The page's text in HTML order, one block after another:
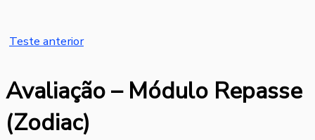
Teste anterior
Avaliação – Módulo Repasse
(Zodiac)